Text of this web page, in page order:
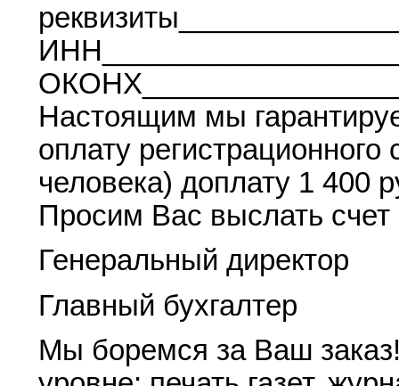
Настоящим мы
оплату
человека) доплату 1 400
Просим Вас выслать счет
Генеральный директор
Главный бухгалтер
Мы боремся за Ваш